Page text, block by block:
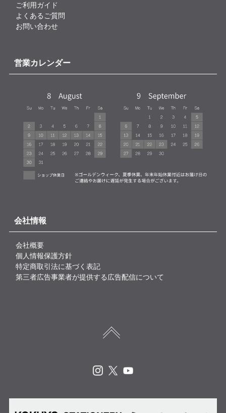
ご利用ガイド
よくあるご質問
お問い合わせ
営業カレンダー
会社情報
会社概要
個人情報保護方針
特定商取引法に基づく表記
第三者広告事業者が提供する広告配信について